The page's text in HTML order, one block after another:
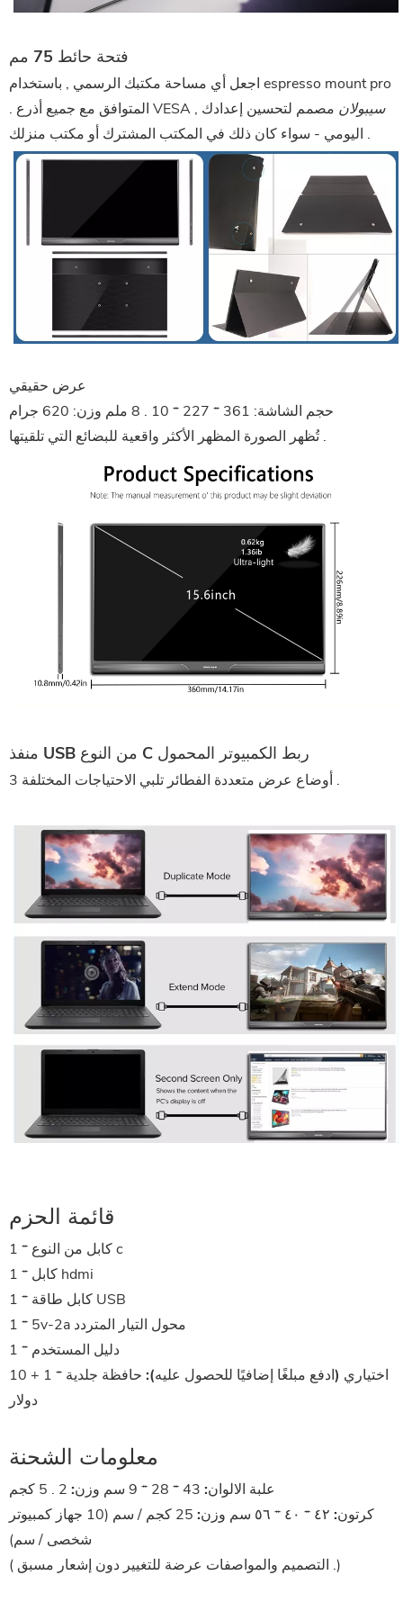
فتحة حائط 75 مم
اجعل أي مساحة مكتبك الرسمي , باستخدام espresso mount pro
. المتوافق مع جميع أذرع VESA ,
سيبولان مصمم لتحسين إعدادك
اليومي - سواء كان ذلك في المكتب المشترك أو مكتب منزلك .
عرض حقيقي
حجم الشاشة:
وزن:
تُظهر الصورة المظهر الأكثر واقعية للبضائع التي تلقيتها .
منفذ USB من النوع C ربط الكمبيوتر المحمول
3 أوضاع عرض متعددة الفطائر تلبي الاحتياجات المختلفة .
قائمة الحزم
1 * كابل من النوع c
1 * كابل hdmi
1 * كابل طاقة USB
1 * 5v-2a محول التيار المتردد
1 * دليل المستخدم
اختياري (ادفع مبلغًا إضافيًا للحصول عليه):
حافظة جلدية * 1 + 10
دولار
معلومات الشحنة
علبة الالوان: وزن:
كرتون:
وزن:
25 كجم / سم (10 جهاز كمبيوتر
شخصى / سم)
(
التصميم والمواصفات عرضة للتغيير دون إشعار مسبق .)